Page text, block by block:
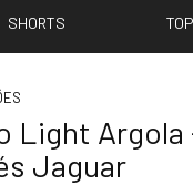
SHORTS
Light
Jaguar